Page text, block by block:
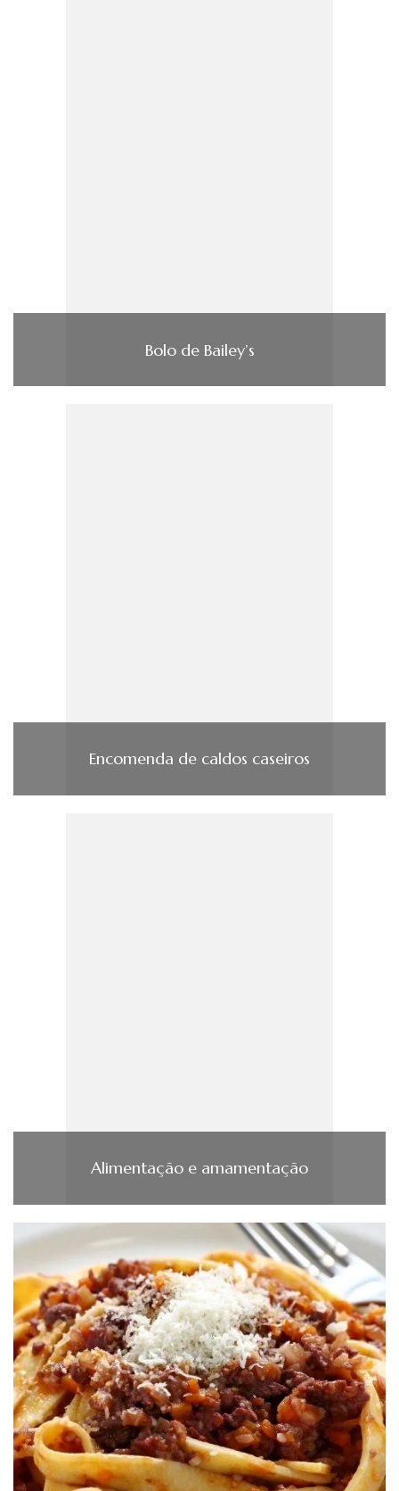
Bolo de Bailey’s
Encomenda de caldos caseiros
Alimentação e amamentação